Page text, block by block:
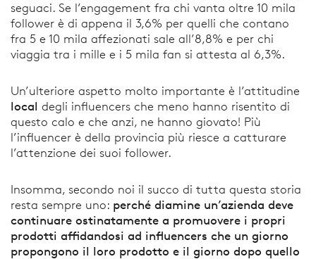
seguaci. Se l’engagement fra chi vanta oltre 10 mila
follower è di appena il 3,6% per quelli che contano
fra 5 e 10 mila affezionati sale all’8,8% e per chi
viaggia tra i mille e i 5 mila fan si attesta al 6,3%.
Un’ulteriore aspetto molto importante è l’attitudine
local degli influencers che meno hanno risentito di
questo calo e che anzi, ne hanno giovato! Più
l’influencer è della provincia più riesce a catturare
l’attenzione dei suoi follower.
Insomma, secondo noi il succo di tutta questa storia
resta sempre uno: perché diamine un’azienda deve
continuare ostinatamente a promuovere i propri
prodotti affidandosi ad influencers che un giorno
propongono il loro prodotto e il giorno dopo quello